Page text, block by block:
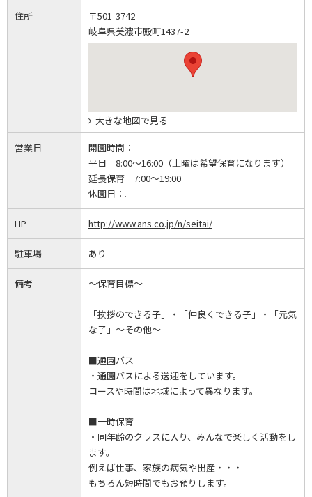
住所
〒501-3742
岐阜県美濃市殿町1437-2
大きな地図で見る
営業日
開園時間：
平日 8:00～16:00（土曜は希望保育になります）
延長保育 7:00～19:00
休園日： .
HP http://www.ans.co.jp/n/seitai/
駐車場 あり
備考 ～保育目標～
「挨拶のできる子」・「仲良くできる子」・「元気
な子」～その他～
■通園バス
・通園バスによる送迎をしています。
コースや時間は地域によって異なります。
■一時保育
・同年齢のクラスに入り、みんなで楽しく活動をし
ます。
例えば仕事、家族の病気や出産・・・
もちろん短時間でもお預りします。